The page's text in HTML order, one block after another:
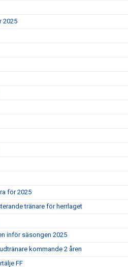
2025
för 2025
tränare för herrlaget
inför säsongen 2025
kommande 2 åren
FF